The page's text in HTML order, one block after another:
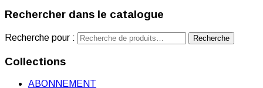
Rechercher dans le catalogue
Recherche pour : Recherche
Collections
ABONNEMENT